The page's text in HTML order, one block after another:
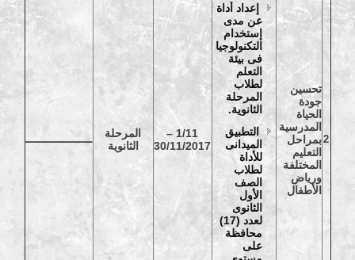
2
تحسين
جودة
الحياة
المدرسية
بمراحل
التعليم
المختلفة
ورياض
الأطفال
إعداد أداة
عن مدى
إستخدام
التكنولوجيا
فى بيئة
التعلم
لطلاب
المرحلة
الثانوية.
التطبيق
الميدانى
للأداة
لطلاب
الصف
الأول
الثانوى
لعدد (17)
محافظة
على
1/11 –
30/11/2017
المرحلة
الثانوية
ـــــــــــــــــــــ